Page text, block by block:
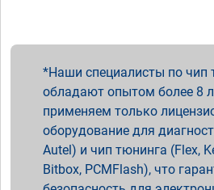
Наши специалисты по чип
обладают опытом более 8
применяем только
оборудование для
Autel) и чип тюнинга (Flex,
Bitbox, PCMFlash), что